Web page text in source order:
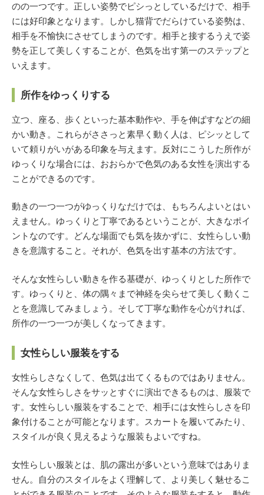
のの一つです。正しい姿勢でピシっとしているだけで、相手
には好印象となります。しかし猫背でだらけている姿勢は、
相手を不愉快にさせてしまうのです。相手と接するうえで姿
勢を正して美しくすることが、色気を出す第一のステップと
いえます。
所作をゆっくりする
立つ、座る、歩くといった基本動作や、手を伸ばすなどの細
かい動き。これらがささっと素早く動く人は、ピシッとして
いて頼りがいがある印象を与えます。反対にこうした所作が
ゆっくりな場合には、おおらかで色気のある女性を演出する
ことができるのです。
動きの一つ一つがゆっくりなだけでは、もちろんよいとはい
えません。ゆっくりと丁寧であるということが、大きなポイ
ントなのです。どんな場面でも気を抜かずに、女性らしい動
きを意識すること。それが、色気を出す基本の方法です。
そんな女性らしい動きを作る基礎が、ゆっくりとした所作で
す。ゆっくりと、体の隅々まで神経を尖らせて美しく動くこ
とを意識してみましょう。そして丁寧な動作を心がければ、
所作の一つ一つが美しくなってきます。
女性らしい服装をする
女性らしさなくして、色気は出てくるものではありません。
そんな女性らしさをサッとすぐに演出できるものは、服装で
す。女性らしい服装をすることで、相手には女性らしさを印
象付けることが可能となります。スカートを履いてみたり、
スタイルが良く見えるような服装もよいですね。
女性らしい服装とは、肌の露出が多いという意味ではありま
せん。自分のスタイルをよく理解して、より美しく魅せるこ